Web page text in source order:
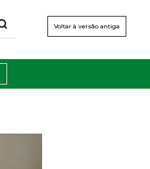
Voltar à versão antiga